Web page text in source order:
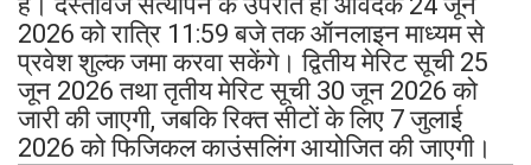
2026 को रात्रि 11:59 बजे तक ऑनलाइन माध्यम से
प्रवेश शुल्क जमा करवा सकेंगे। द्वितीय मेरिट सूची 25
जून 2026 तथा तृतीय मेरिट सूची 30 जून 2026 को
जारी की जाएगी, जबकि रिक्त सीटों के लिए 7 जुलाई
2026 को फिजिकल काउंसलिंग आयोजित की जाएगी।